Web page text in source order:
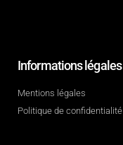
Informations légales
Mentions légales
Politique de confidentialité